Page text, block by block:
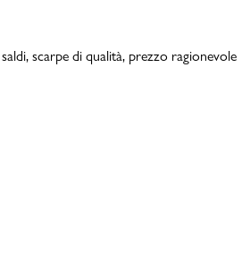
scarpe di qualità, prezzo ragionevole